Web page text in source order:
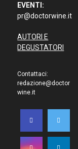
EVENTI:
pr@doctorwine.it
AUTORI E
DEGUSTATORI
Contattaci:
redazione@doctor
wine.it